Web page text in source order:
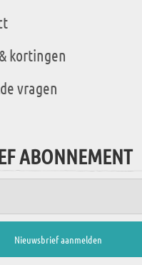
kortingen
vragen
ABONNEMENT